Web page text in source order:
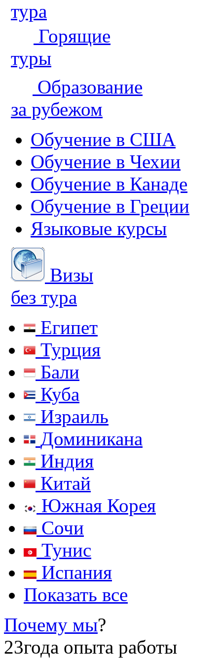
тура
Горящие
туры
Образование
за рубежом
Обучение в США
Обучение в Чехии
Обучение в Канаде
Обучение в Греции
Языковые курсы
Визы
без тура
Египет
Турция
Бали
Куба
Израиль
Доминикана
Индия
Китай
Южная Корея
Сочи
Тунис
Испания
Показать все
Почему мы?
23года опыта работы